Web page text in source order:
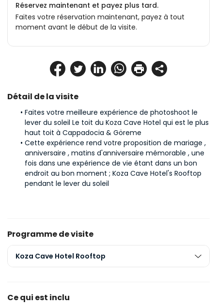
Détail de la visite
Faites votre meilleure expérience de photoshoot le
lever du soleil Le toit du Koza Cave Hotel qui est le plus
haut toit à Cappadocia & Göreme
Cette expérience rend votre proposition de mariage ,
anniversaire , matins d'anniversaire mémorable , une
fois dans une expérience de vie étant dans un bon
endroit au bon moment ; Koza Cave Hotel's Rooftop
pendant le lever du soleil
Programme de visite
Koza Cave Hotel Rooftop
Ce qui est inclu
Réservez maintenant et payez plus tard.
Faites votre réservation maintenant, payez à tout
moment avant le début de la visite.